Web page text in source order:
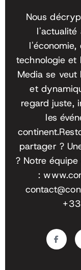
Nous
l'actualité
technologie et
Media se
et
regard juste,
les
continent.
partager ?
? Notre
: